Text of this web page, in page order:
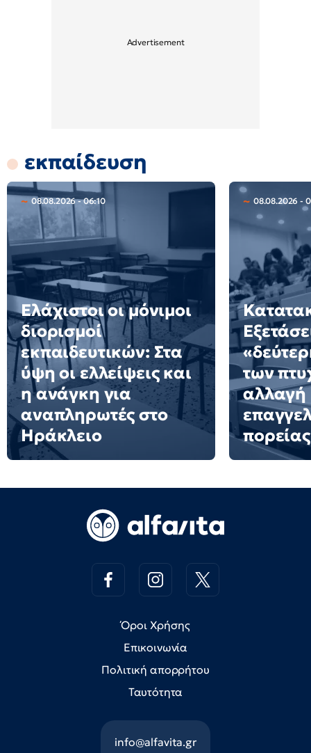
εκπαίδευση
08.08.2026 - 06:10
Ελάχιστοι οι μόνιμοι
διορισμοί
εκπαιδευτικών: Στα
ύψη οι ελλείψεις και
η ανάγκη για
αναπληρωτές στο
Ηράκλειο
08.08.2026 -
των
αλλαγή
πορείας
Όροι Χρήσης
Επικοινωνία
Πολιτική απορρήτου
Ταυτότητα
info@alfavita.gr